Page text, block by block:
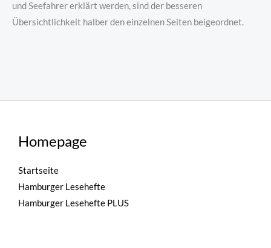
und Seefahrer erklärt werden, sind der besseren
Übersichtlichkeit halber den einzelnen Seiten beigeordnet.
Homepage
Startseite
Hamburger Lesehefte
Hamburger Lesehefte PLUS